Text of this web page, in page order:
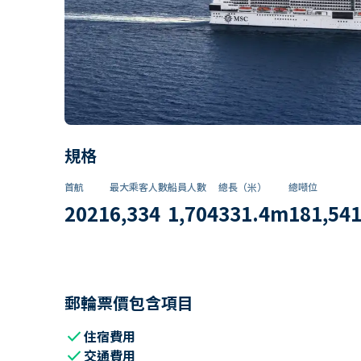
規格
首航
2021
最大乘客人數
6,334
船員人數
1,704
總長（米）
331.4m
總噸位
181,541
郵輪票價包含項目
check住宿費用
check 交通費用